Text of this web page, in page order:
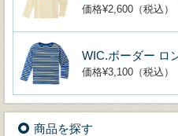
価格¥2,600（税込）
WIC.ボーダー ロ
価格¥3,100（税込）
商品を探す